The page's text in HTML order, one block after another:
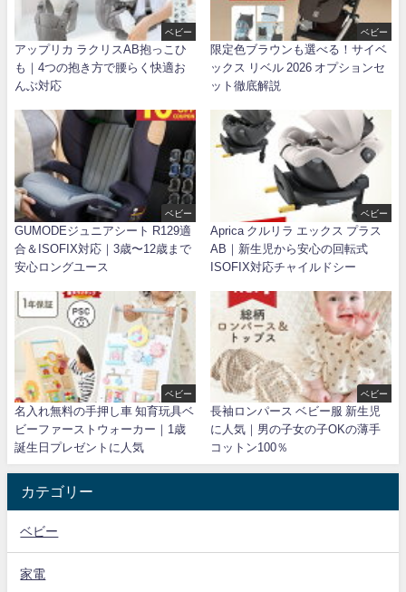
ベビー
アップリカ ラクリスAB抱っこひ
も｜4つの抱き方で腰らく快適お
んぶ対応
ベビー
限定色ブラウンも選べる！サイベ
ックス リベル 2026 オプションセ
ット徹底解説
ベビー
GUMODEジュニアシート R129適
合＆ISOFIX対応｜3歳〜12歳まで
安心ロングユース
ベビー
Aprica クルリラ エックス プラス
AB｜新生児から安心の回転式
ISOFIX対応チャイルドシー
ベビー
名入れ無料の手押し車 知育玩具ベ
ビーファーストウォーカー｜1歳
誕生日プレゼントに人気
ベビー
長袖ロンパース ベビー服 新生児
に人気｜男の子女の子OKの薄手
コットン100％
カテゴリー
ベビー
家電